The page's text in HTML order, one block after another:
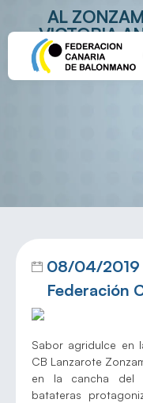
AL
VICTORIA
08/04/2019
Federación
Sabor agridulce en
CB Lanzarote
en la cancha del
batateras